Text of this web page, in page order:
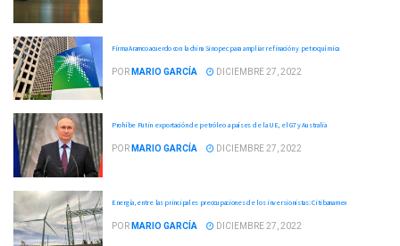
Firma Aramco acuerdo con la china Sinopec para ampliar refinación y petroquímica
POR MARIO GARCÍA DICIEMBRE 27, 2022
Prohíbe Putin exportación de petróleo a países de la UE, el G7 y Australia
POR MARIO GARCÍA DICIEMBRE 27, 2022
Energía, entre las principales preocupaciones de los inversionistas: Citibanamex
POR MARIO GARCÍA DICIEMBRE 27, 2022